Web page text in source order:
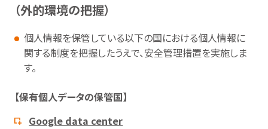
（外的環境の把握）
個人情報を保管している以下の国における個人情報に
関する制度を把握したうえで、安全管理措置を実施しま
す。
【保有個人データの保管国】
Google data center